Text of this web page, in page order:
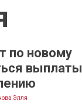
по новому
Элля